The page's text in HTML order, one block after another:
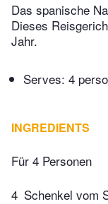
Das spanische
Dieses
Jahr.
Serves: 4
INGREDIENTS
Für 4 Personen
4 Schenkel vom